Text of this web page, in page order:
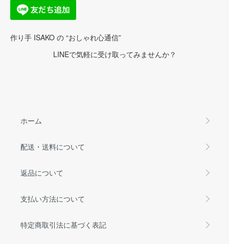
作り手 ISAKO の “おしゃれ心通信”
LINEで気軽に受け取ってみませんか？
ホーム
配送・送料について
返品について
支払い方法について
特定商取引法に基づく表記